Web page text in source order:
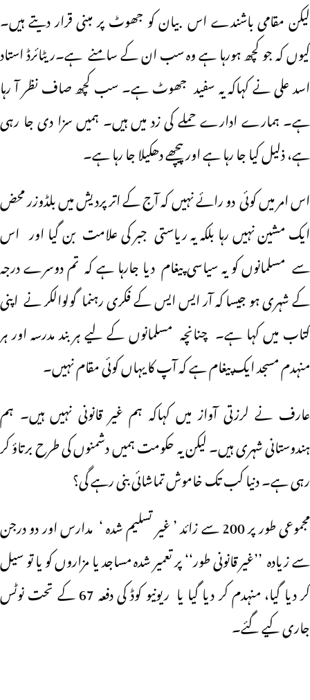
لیکن مقامی باشندے اس بیان کو جھوٹ پر مبنی قرار دیتے ہیں۔
کیوں کہ جو کچھ ہورہا ہے وہ سب ان کے سامنے ہے۔ریٹائرڈ استاد
اسد علی نے کہاکہ یہ سفید جھوٹ ہے۔ سب کچھ صاف نظر آ رہا
ہے۔ ہمارے ادارے حملے کی زد میں ہیں۔ ہمیں سزا دی جا رہی
ہے، ذلیل کیا جا رہا ہے اور پیچھے دھکیلا جا رہا ہے۔
اس امر میں کوئی دو رائے نہیں کہ آج کے اتر پردیش میں بلڈوزر محض
ایک مشین نہیں رہا بلکہ یہ ریاستی جبر کی علامت بن گیا اور اس
سے مسلمانوں کو یہ سیاسی پیغام دیا جارہا ہے کہ تم دوسرے درجہ
کے شہری ہو جیسا کہ آر ایس ایس کے فکری رہنما گولوالکر نے اپنی
کتاب میں کہا ہے۔ چنانچہ مسلمانوں کے لیے ہر بند مدرسہ اور ہر
منہدم مسجد ایک پیغام ہے کہ آپ کا یہاں کوئی مقام نہیں۔
عارف نے لرزتی آواز میں کہاکہ ہم غیر قانونی نہیں ہیں۔ ہم
ہندوستانی شہری ہیں۔ لیکن یہ حکومت ہمیں دشمنوں کی طرح برتاؤ کر
رہی ہے۔ دنیا کب تک خاموش تماشائی بنی رہے گی؟
مجموعی طور پر 200 سے زائد ’ غیر تسلیم شدہ ‘ مدارس اور دو درجن
سے زیادہ ’’غیر قانونی طور‘‘ پر تعمیر شدہ مساجد یا مزاروں کو یا تو سیل
کر دیا گیا، منہدم کر دیا گیا یا ریونیو کوڈ کی دفعہ 67 کے تحت نوٹس
جاری کیے گئے۔